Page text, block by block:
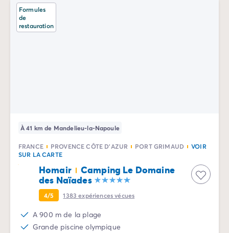
Camping Haute-Normandie
Camping Pays de la Loire
Camping Loire-Atlantique
Camping Saint-Hilaire-De-Riez
Camping Saint-Jean-De-Monts
Camping Poitou-Charentes
Camping Charente-Maritime
Camping Fouras
Camping La Palmyre
Camping Royan
Camping Provence-Alpes-Côte d'Azur
Camping Alpes-de-Haute-Provence
Formules
de
restauration
À 41 km de Mandelieu-la-Napoule
FRANCE PROVENCE CÔTE D'AZUR PORT GRIMAUD
VOIR
SUR LA CARTE
Homair
Camping Le Domaine
des Naïades
4/5 1383expériences vécues
A 900 m de la plage
Grande piscine olympique